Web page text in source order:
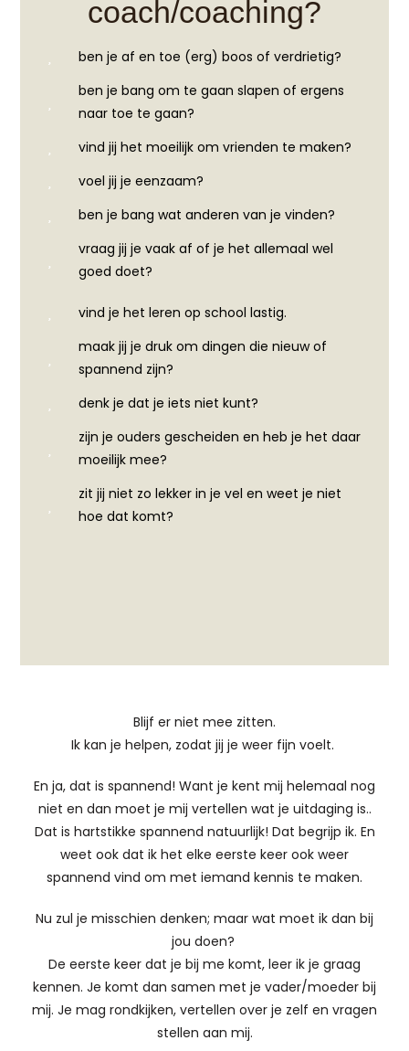
coach/coaching?
ben je af en toe (erg) boos of verdrietig?
ben je bang om te gaan slapen of ergens
naar toe te gaan?
vind jij het moeilijk om vrienden te maken?
voel jij je eenzaam?
ben je bang wat anderen van je vinden?
vraag jij je vaak af of je het allemaal wel
goed doet?
vind je het leren op school lastig.
maak jij je druk om dingen die nieuw of
spannend zijn?
denk je dat je iets niet kunt?
zijn je ouders gescheiden en heb je het daar
moeilijk mee?
zit jij niet zo lekker in je vel en weet je niet
hoe dat komt?
Blijf er niet mee zitten.
Ik kan je helpen, zodat jij je weer fijn voelt.
En ja, dat is spannend! Want je kent mij helemaal nog
niet en dan moet je mij vertellen wat je uitdaging is..
Dat is hartstikke spannend natuurlijk! Dat begrijp ik. En
weet ook dat ik het elke eerste keer ook weer
spannend vind om met iemand kennis te maken.
Nu zul je misschien denken; maar wat moet ik dan bij
jou doen?
De eerste keer dat je bij me komt, leer ik je graag
kennen. Je komt dan samen met je vader/moeder bij
mij. Je mag rondkijken, vertellen over je zelf en vragen
stellen aan mij.